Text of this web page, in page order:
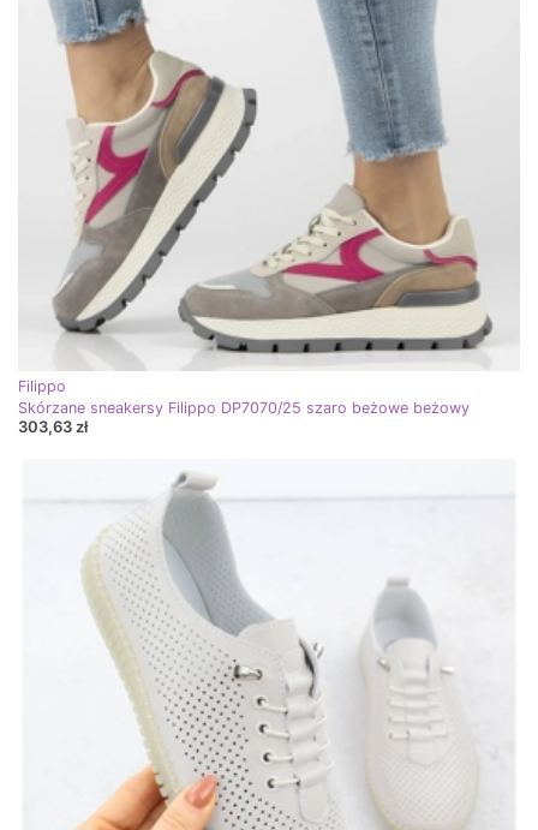
Filippo
Skórzane sneakersy Filippo DP7070/25 szaro beżowe beżowy
303,63 zł